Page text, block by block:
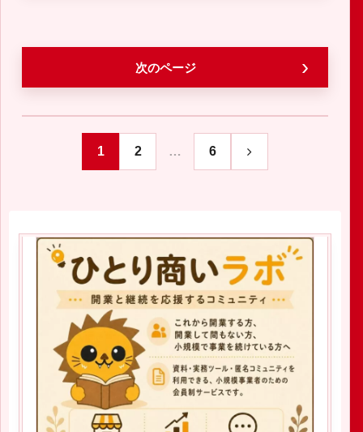
次のページ
1 2 … 6
次
へ